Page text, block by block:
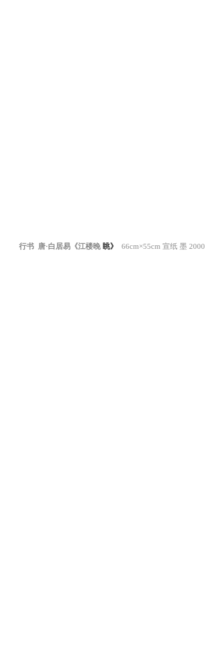
行书 唐·白居易《江楼晚 眺》 66cm×55cm 宣纸 墨 2000